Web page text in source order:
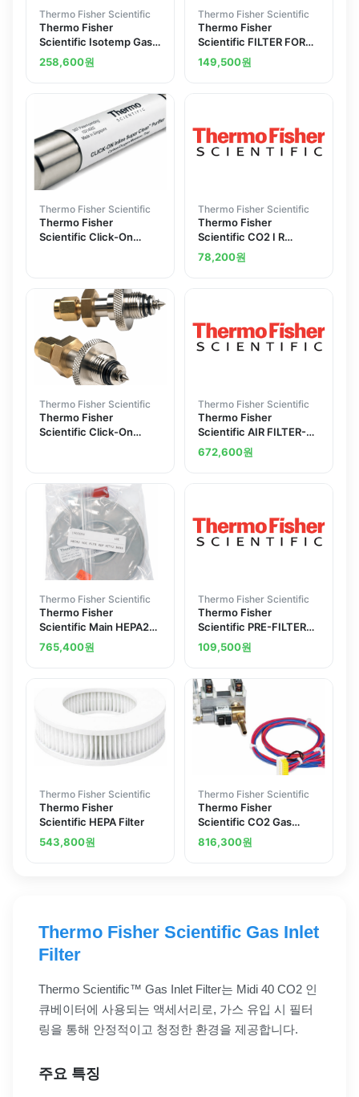
Thermo Fisher Scientific
Thermo Fisher
Scientific Isotemp Gas
Line Filter
258,600원
Thermo Fisher Scientific
Thermo Fisher
Scientific FILTER FOR
GAS INLET HERACELL
149,500원
Thermo Fisher Scientific
Thermo Fisher
Scientific Click-On
Thermo Fisher Scientific
Thermo Fisher
Scientific CO2 I R
SENSOR FILTER
78,200원
Thermo Fisher Scientific
Thermo Fisher
Scientific Click-On
Thermo Fisher Scientific
Thermo Fisher
Scientific AIR FILTER-
INCUB.
672,600원
Thermo Fisher Scientific
Thermo Fisher
Scientific Main HEPA2
Chamber Filter Inline
765,400원
Thermo Fisher Scientific
Thermo Fisher
Scientific PRE-FILTER
4-FT B2
109,500원
Thermo Fisher Scientific
Thermo Fisher
Scientific HEPA Filter
543,800원
Thermo Fisher Scientific
Thermo Fisher
Scientific CO2 Gas
Guard
816,300원
Thermo Fisher Scientific Gas Inlet
Filter
Thermo Scientific™ Gas Inlet Filter는 Midi 40 CO2 인
큐베이터에 사용되는 액세서리로, 가스 유입 시 필터
링을 통해 안정적이고 청정한 환경을 제공합니다.
주요 특징